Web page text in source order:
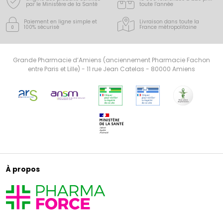
par le Ministère de la Santé toute l’année
Paiement en ligne simple et
100% sécurisé
Livraison dans toute la
France métropolitaine
Grande Pharmacie d’Amiens (anciennement Pharmacie Fachon
entre Paris et Lille) - 11 rue Jean Catelas - 80000 Amiens
À propos